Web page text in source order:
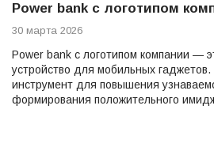
Power bank с логотипом
30 марта 2026
Power bank с логотипом компании —
устройство для мобильных
инструмент для повышения
формирования положительного